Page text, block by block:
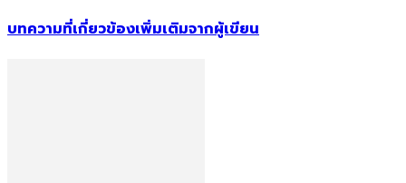
บทความที่เกี่ยวข้องเพิ่มเติมจากผู้เขียน